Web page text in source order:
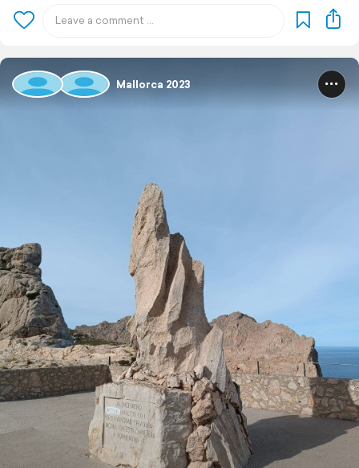
Mallorca 2023